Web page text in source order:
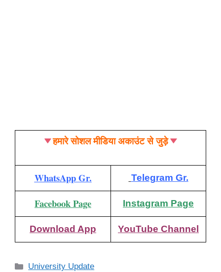
हमारे सोशल मीडिया अकाउंट से जुड़े
WhatsApp Gr. Telegram Gr.
Facebook Page Instagram Page
Download App YouTube Channel
Categories
University Update